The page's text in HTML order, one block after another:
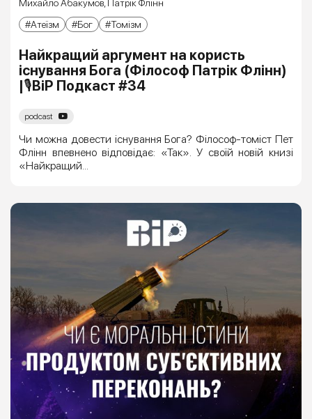
Михайло Абакумов,
Патрік Флінн
Атеїзм
Бог Томізм
Найкращий аргумент на користь
існування Бога (Філософ Патрік Флінн)
|🎙ВіР Подкаст #34
podcast
Чи можна довести існування Бога? Філософ-томіст Пет
Флінн впевнено відповідає: «Так». У своїй новій книзі
«Найкращий...